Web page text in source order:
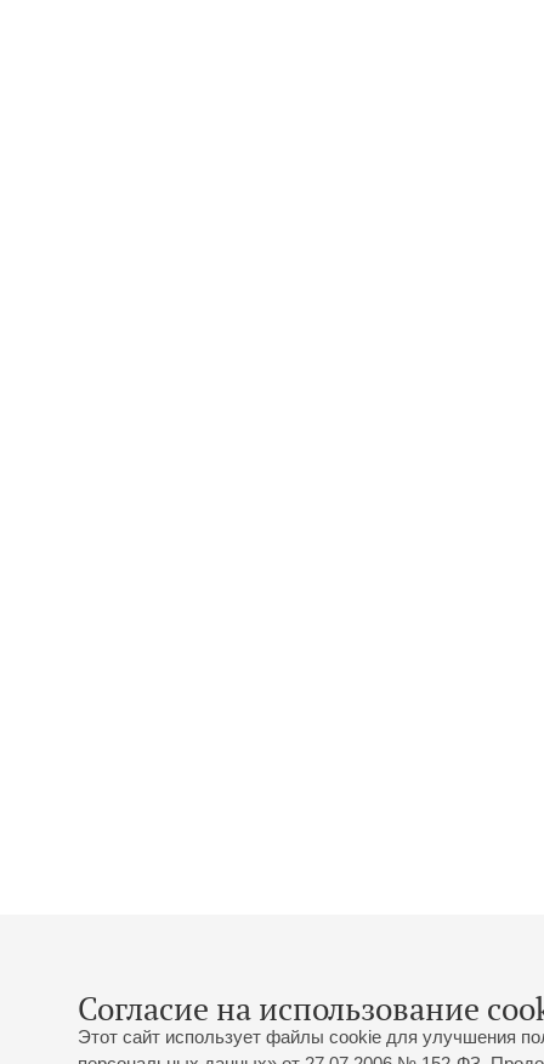
Согласие на использование
Этот сайт использует файлы cookie для улучшения